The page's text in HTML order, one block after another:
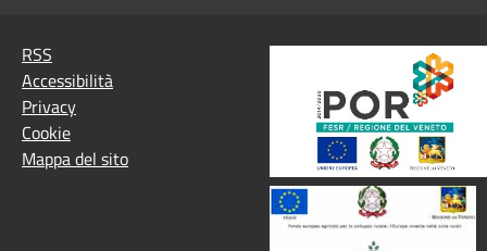
RSS
Accessibilità
Privacy
Cookie
Mappa del sito